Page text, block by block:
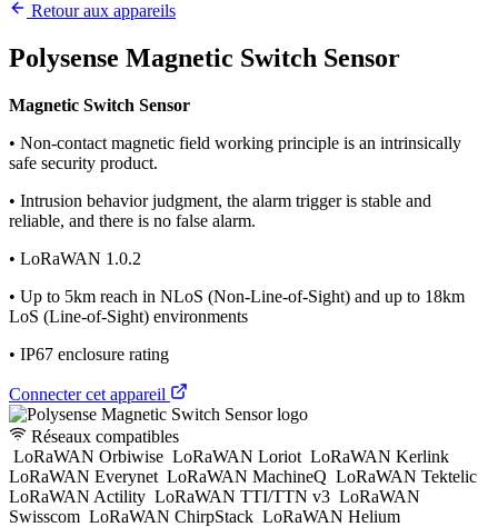
Retour aux appareils
Polysense Magnetic Switch Sensor
Magnetic Switch Sensor
• Non-contact magnetic field working principle is an intrinsically
safe security product.
• Intrusion behavior judgment, the alarm trigger is stable and
reliable, and there is no false alarm.
• LoRaWAN 1.0.2
• Up to 5km reach in NLoS (Non-Line-of-Sight) and up to 18km
LoS (Line-of-Sight) environments
• IP67 enclosure rating
Connecter cet appareil
Réseaux compatibles
LoRaWAN Orbiwise LoRaWAN Loriot LoRaWAN Kerlink
LoRaWAN Everynet LoRaWAN MachineQ LoRaWAN Tektelic
LoRaWAN Actility LoRaWAN TTI/TTN v3 LoRaWAN
Swisscom LoRaWAN ChirpStack LoRaWAN Helium